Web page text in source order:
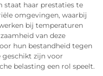
staat haar prestaties te
omgevingen, waarbij
bij temperaturen
van deze
hun bestandheid tegen
geschikt zijn voor
belasting een rol speelt.